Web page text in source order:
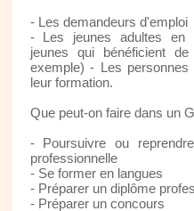
- Les demandeurs d'emploi
- Les jeunes adultes en
jeunes qui bénéficient
exemple) - Les
leur formation.
Que peut-on faire dans un
- Poursuivre ou
professionnelle
- Se former en langues
- Préparer un diplôme
- Préparer un concours